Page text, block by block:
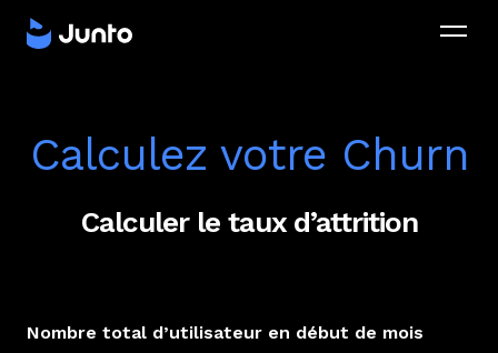
Calculez votre Churn
Calculer le taux d’attrition
Nombre total d’utilisateur en début de mois